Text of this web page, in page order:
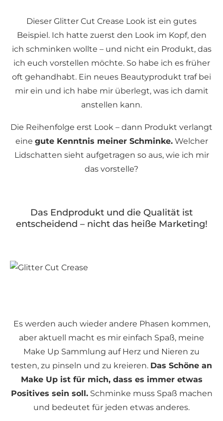
Dieser Glitter Cut Crease Look ist ein gutes
Beispiel. Ich hatte zuerst den Look im Kopf, den
ich schminken wollte – und nicht ein Produkt, das
ich euch vorstellen möchte. So habe ich es früher
oft gehandhabt. Ein neues Beautyprodukt traf bei
mir ein und ich habe mir überlegt, was ich damit
anstellen kann.
Die Reihenfolge erst Look – dann Produkt verlangt
eine gute Kenntnis meiner Schminke.Welcher
Lidschatten sieht aufgetragen so aus, wie ich mir
das vorstelle?
Das Endprodukt und die Qualität ist
entscheidend – nicht das heiße Marketing!
Es werden auch wieder andere Phasen kommen,
aber aktuell macht es mir einfach Spaß, meine
Make Up Sammlung auf Herz und Nieren zu
testen, zu pinseln und zu kreieren. Das Schöne an
Make Up ist für mich, dass es immer etwas
Positives sein soll.Schminke muss Spaß machen
und bedeutet für jeden etwas anderes.